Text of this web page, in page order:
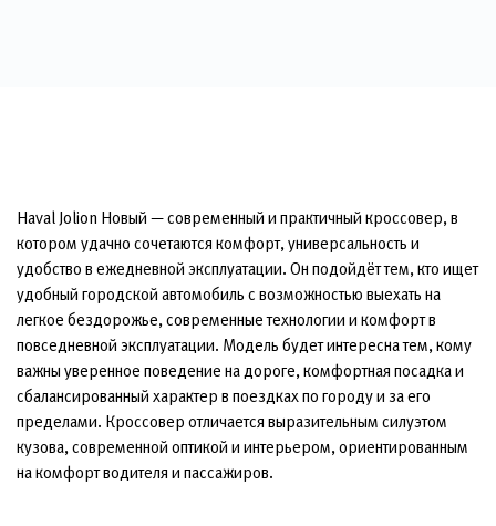
Haval Jolion Новый — современный и практичный кроссовер, в
котором удачно сочетаются комфорт, универсальность и
удобство в ежедневной эксплуатации. Он подойдёт тем, кто ищет
удобный городской автомобиль с возможностью выехать на
легкое бездорожье, современные технологии и комфорт в
повседневной эксплуатации. Модель будет интересна тем, кому
важны уверенное поведение на дороге, комфортная посадка и
сбалансированный характер в поездках по городу и за его
пределами. Кроссовер отличается выразительным силуэтом
кузова, современной оптикой и интерьером, ориентированным
на комфорт водителя и пассажиров.